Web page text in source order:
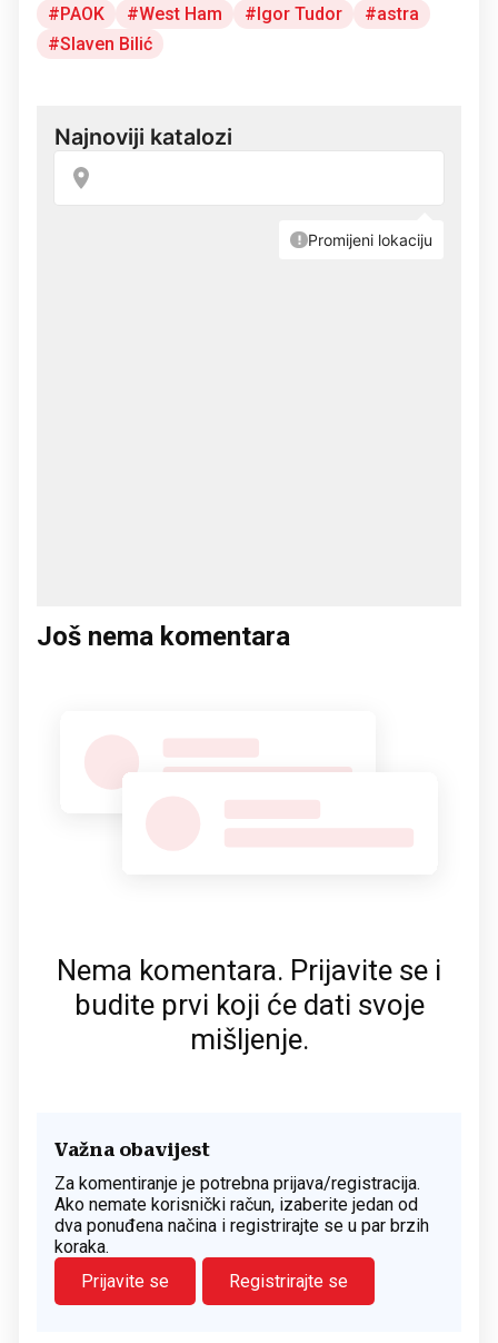
PAOK West Ham Igor Tudor
astra
Slaven Bilić
Još nema komentara
Nema komentara. Prijavite se i
budite prvi koji će dati svoje
mišljenje.
Važna obavijest
Za komentiranje je potrebna prijava/registracija.
Ako nemate korisnički račun, izaberite jedan od
dva ponuđena načina i registrirajte se u par brzih
koraka.
Prijavite se
Registrirajte se